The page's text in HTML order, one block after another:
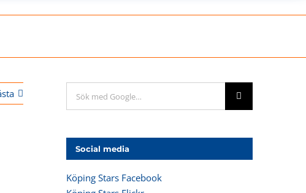
Social media
Köping Stars Facebook